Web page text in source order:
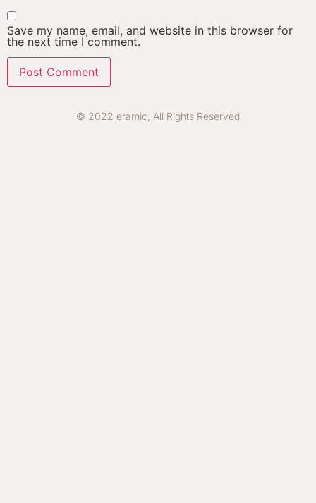
Save my name, email, and website in this browser for
the next time I comment.
© 2022 eramic, All Rights Reserved